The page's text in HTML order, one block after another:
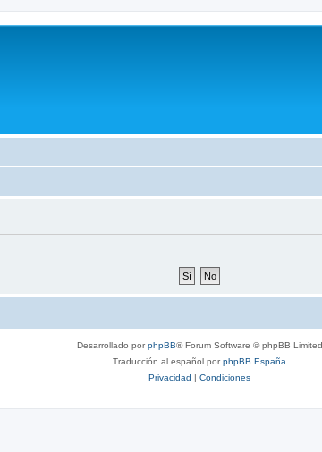
Desarrollado porphpBB® Forum Software © phpBB Limited
Traducción al español porphpBB España
Privacidad | Condiciones